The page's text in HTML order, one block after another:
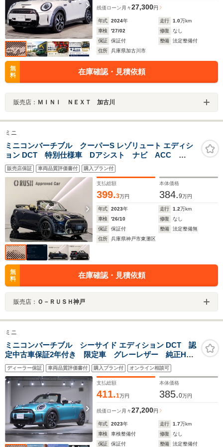
残価ローン 月々27,300円
年式 2024年 走行 1.0万km
車検
'27/02 修復
なし
保証
保証付 整備
法定整備付
住所
兵庫県加古川市
無
料
在庫確認・見積依頼
販売店： ＭＩＮＩ ＮＥＸＴ 加古川
ミニ
ミニコンバーチブル クーパーS レゾリュート エディシ
ョン DCT 特別仕様車 Dアシスト ナビ ACC
18AW
販売店保証 車両品質評価書付 購入プラン付
支払総額
399.3万円
本体価格
384.9万円
年式 2023年 走行 1.2万km
車検
'26/10 修復
なし
保証
保証付 整備
法定整備無
住所
兵庫県神戸市東灘区
無
料
在庫確認・見積依頼
販売店： Ｏ－ＲＵＳＨ神戸
ミニ
ミニコンバーチブル シーサイド エディション DCT 認
定中古車保証2年付き 限定車 グレーレザー 純正HDD
ナビ アクティブクルーズ ワイヤレスチャージ Apple
Car Play Fシートヒーティング ETC バックカメラ
18AW
ディーラー保証 車両品質評価書付 購入プラン付 オンライン相談可
支払総額
411.1万円
本体価格
385.0万円
残価ローン 月々27,200円
年式 2023年 走行 1.7万km
車検
車検整備付 修復
なし
保証
保証付 整備
法定整備付